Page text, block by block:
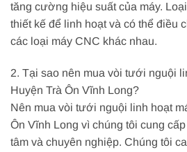
tăng cường hiệu suất của máy.
thiết kế để linh hoạt và có thể điều
các loại máy CNC khác nhau.
2. Tại sao nên mua vòi tưới nguội
Huyện Trà Ôn Vĩnh Long?
Nên mua vòi tưới nguội linh hoạt
Ôn Vĩnh Long vì chúng tôi cung
tâm và chuyên nghiệp. Chúng tôi